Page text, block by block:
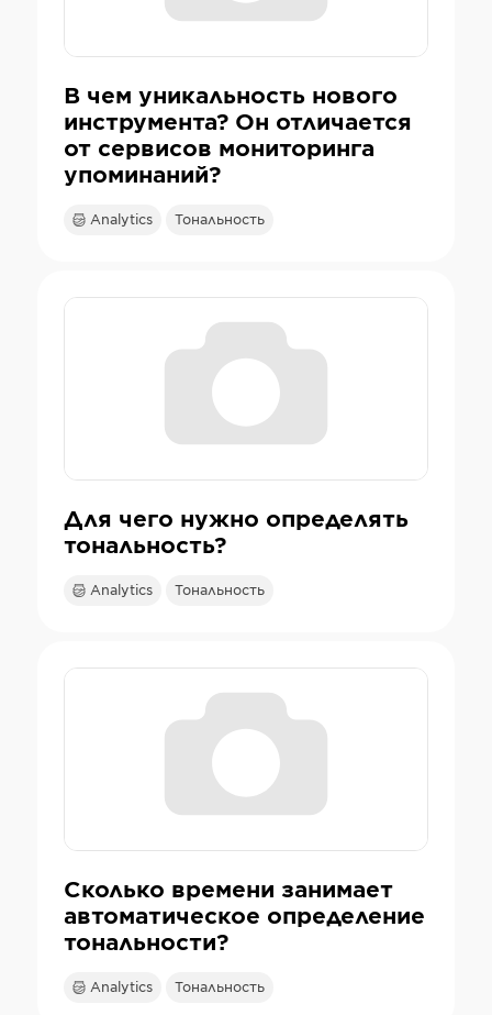
В чем уникальность нового
инструмента? Он отличается
от сервисов мониторинга
упоминаний?
Analytics Тональность
Для чего нужно определять
тональность?
Analytics Тональность
Сколько времени занимает
автоматическое определение
тональности?
Analytics Тональность